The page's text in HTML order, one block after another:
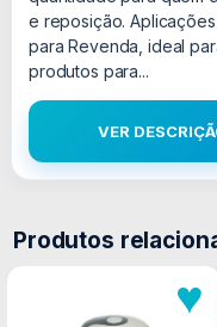
e reposição.
para Revenda, ideal
produtos para...
VER
Produtos
♥